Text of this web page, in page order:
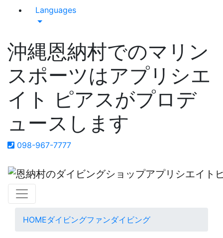
Languages
沖縄恩納村でのマリン
スポーツはアプリシエ
イト ピアスがプロデ
ュースします
098-967-7777
HOMEダイビングファンダイビング